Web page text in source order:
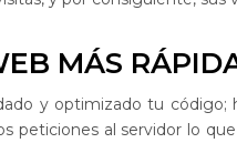
MÁS
y optimizado tu código;
peticiones al servidor lo